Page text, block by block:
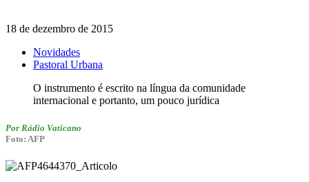
18 de dezembro de 2015
Novidades
Pastoral Urbana
O instrumento é escrito na língua da comunidade
internacional e portanto, um pouco jurídica
Por Rádio Vaticano
Foto: AFP